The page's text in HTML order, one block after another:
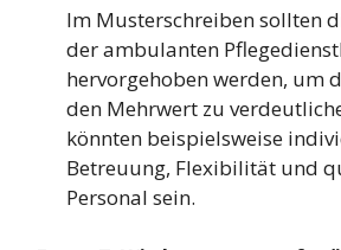
Im Musterschreiben sollten
der ambulanten
hervorgehoben werden, um
den Mehrwert zu
könnten beispielsweise
Betreuung, Flexibilität und
Personal sein.